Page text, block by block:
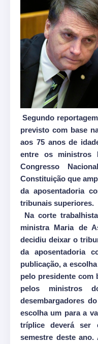
Segundo
previsto com base
aos 75 anos de
entre os ministros
Congresso
Constituição que
da aposentadoria
tribunais superiores.
Na corte
ministra Maria de
decidiu deixar o
da aposentadoria
publicação, a
pelo presidente com
pelos ministros
desembargadores
escolha um para a
tríplice deverá ser
semestre deste